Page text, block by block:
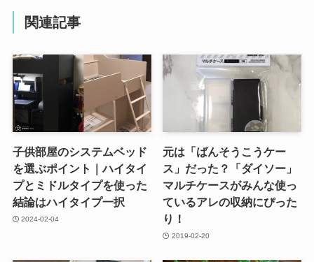
関連記事
子供部屋のシステムベッド
を選ぶポイント｜ハイタイ
プとミドルタイプを使った
結論はハイタイプ一択
2024-02-04
元は「ばんそうこうケー
ス」だった？「ダイソー」
マルチケースがみんな使っ
ているアレの収納にぴった
り！
2019-02-20